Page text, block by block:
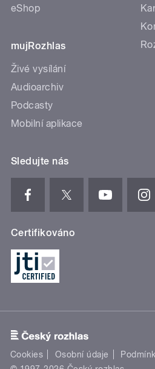
eShop
mujRozhlas
Živé vysílání
Audioarchiv
Podcasty
Mobilní aplikace
Sledujte nás
Certifikováno
Cookies Osobní údaje